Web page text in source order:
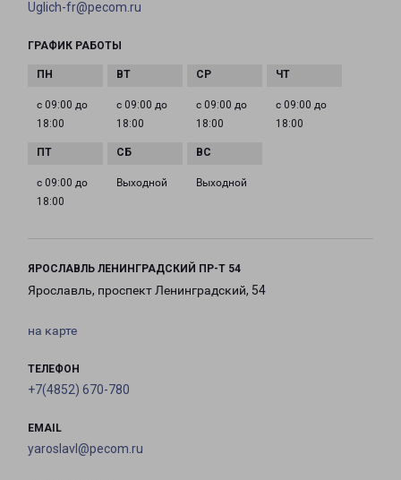
Uglich-fr@pecom.ru
ГРАФИК РАБОТЫ
с 09:00 до
18:00
с 09:00 до
18:00
с 09:00 до
18:00
с 09:00 до
18:00
с 09:00 до
18:00
Выходной Выходной
ЯРОСЛАВЛЬ ЛЕНИНГРАДСКИЙ ПР-Т 54
Ярославль, проспект Ленинградский, 54
на карте
ТЕЛЕФОН
+7(4852) 670-780
EMAIL
yaroslavl@pecom.ru